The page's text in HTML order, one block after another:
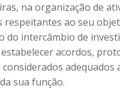
na organização de
respeitantes ao seu
do intercâmbio de
acordos,
adequados
sua função.